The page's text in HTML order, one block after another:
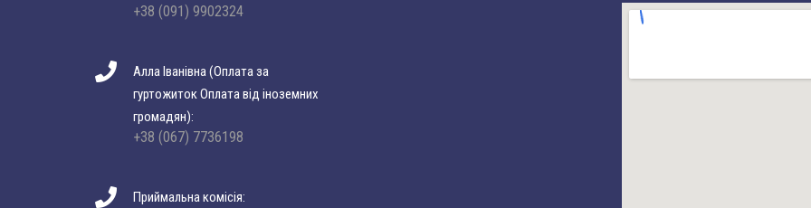
+38 (091) 9902324
Алла Іванівна (Оплата за
гуртожиток Оплата від іноземних
громадян):
+38 (067) 7736198
Приймальна комісія: